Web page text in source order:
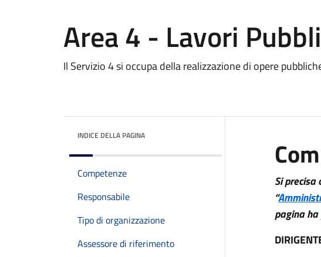
Area 4 - Lavori
Il Servizio 4 si occupa della realizzazione di opere
INDICE DELLA PAGINA
Competenze
Responsabile
Tipo di organizzazione
Assessore di riferimento
Si precisa
“
pagina